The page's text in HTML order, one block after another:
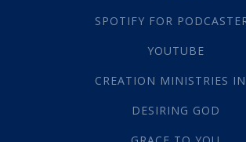
God(392)
Afgode(23)
Almag(1)
Alomteenwoordig
SPOTIFY FOR
YOUTUBE
CREATION MINISTRIES
DESIRING GOD